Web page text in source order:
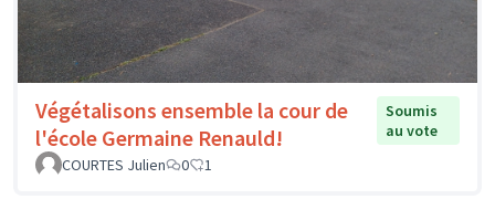
Végétalisons ensemble la cour de
l'école Germaine Renauld!
Soumis
au vote
COURTES Julien
0 1